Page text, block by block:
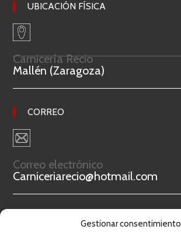
Gestionar consentimiento
UBICACIÓN FÍSICA
Carnicería Recio
Mallén (Zaragoza)
CORREO
Correo electrónico
Carniceriarecio@hotmail.com